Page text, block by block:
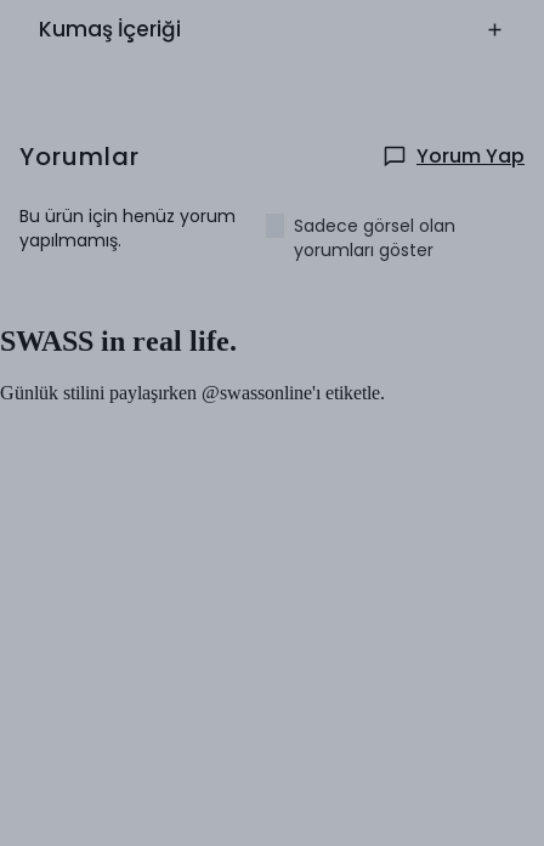
Kumaş İçeriği
Yorumlar Yorum Yap
Bu ürün için henüz yorum
yapılmamış.
Sadece görsel olan
yorumları göster